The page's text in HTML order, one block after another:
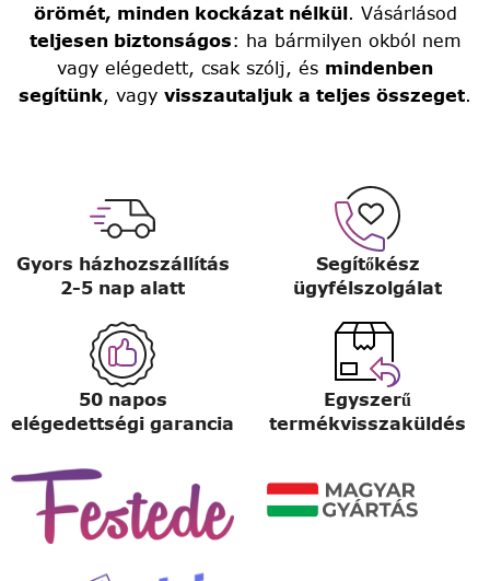
örömét, minden kockázat nélkül. Vásárlásod
teljesen biztonságos: ha bármilyen okból nem
vagy elégedett, csak szólj, és mindenben
segítünk, vagy visszautaljuk a teljes összeget.
Gyors házhozszállítás
2-5 nap alatt
Segítőkész
ügyfélszolgálat
50 napos
elégedettségi garancia
Egyszerű
termékvisszaküldés